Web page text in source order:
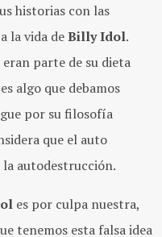
historias con las
la vida deBilly Idol.
parte de su dieta
algo que debamos
por su filosofía
que el auto
autodestrucción.
es por culpa nuestra,
tenemos esta falsa idea